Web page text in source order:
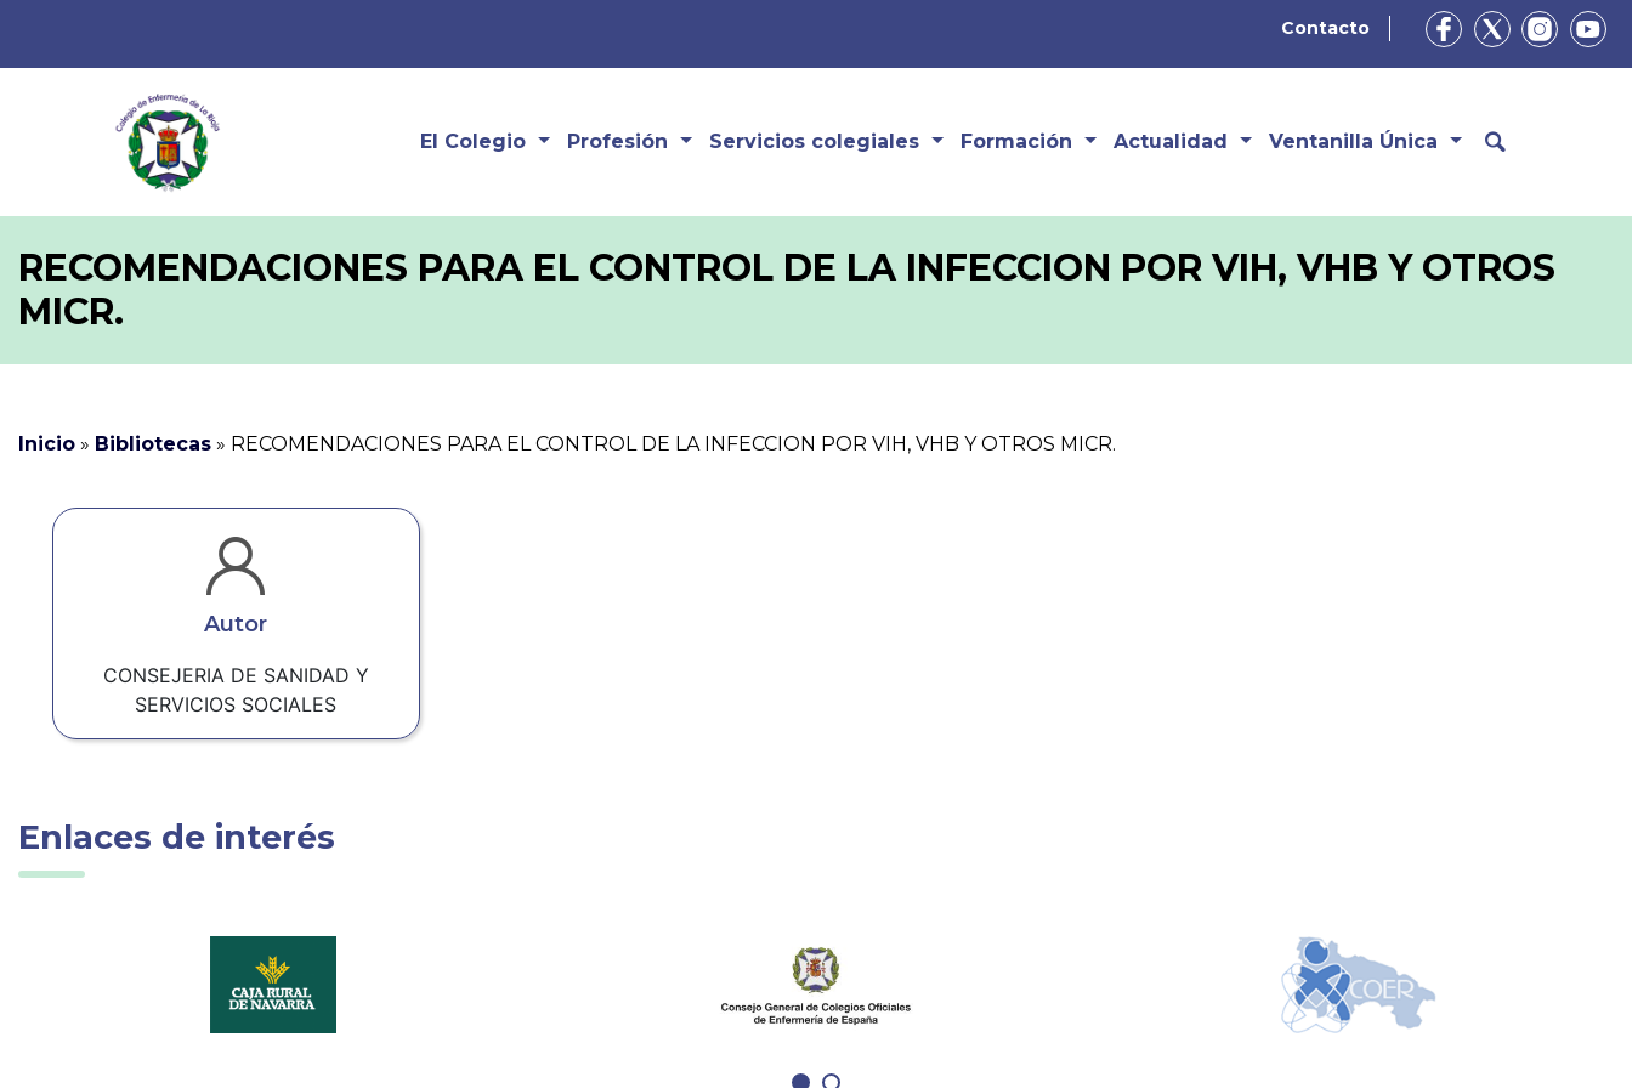
Contacto
El Colegio Profesión Servicios colegiales Formación Actualidad Ventanilla Única
RECOMENDACIONES PARA EL CONTROL DE LA INFECCION POR VIH, VHB Y OTROS
MICR.
Inicio » Bibliotecas » RECOMENDACIONES PARA EL CONTROL DE LA INFECCION POR VIH, VHB Y OTROS MICR.
Autor
CONSEJERIA DE SANIDAD Y
SERVICIOS SOCIALES
Enlaces de interés